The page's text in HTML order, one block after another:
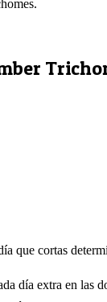
cortas
día extra en